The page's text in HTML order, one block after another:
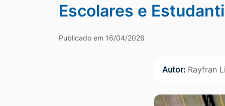
para
rodapé
Escolares e
Publicado em 16/04/2026
Autor: Rayfran